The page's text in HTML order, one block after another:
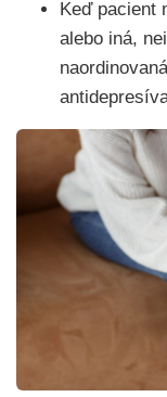
Keď pacient
alebo iná,